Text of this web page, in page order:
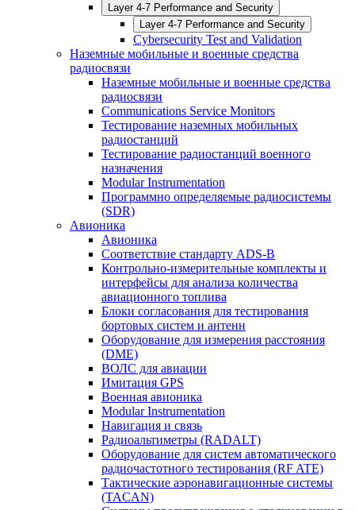
Layer 4-7 Performance and Security
Layer 4-7 Performance and Security
Cybersecurity Test and Validation
Наземные мобильные и военные средства
радиосвязи
Наземные мобильные и военные средства
радиосвязи
Communications Service Monitors
Тестирование наземных мобильных
радиостанций
Тестирование радиостанций военного
назначения
Modular Instrumentation
Программно определяемые радиосистемы
(SDR)
Авионика
Авионика
Соответствие стандарту ADS-B
Контрольно-измерительные комплекты и
интерфейсы для анализа количества
авиационного топлива
Блоки согласования для тестирования
бортовых систем и антенн
Оборудование для измерения расстояния
(DME)
ВОЛС для авиации
Имитация GPS
Военная авионика
Modular Instrumentation
Навигация и связь
Радиоальтиметры (RADALT)
Оборудование для систем автоматического
радиочастотного тестирования (RF ATE)
Тактические аэронавигационные системы
(TACAN)